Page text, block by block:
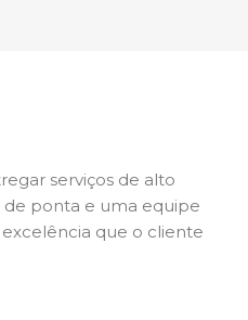
serviços de alto
ponta e uma equipe
que o cliente